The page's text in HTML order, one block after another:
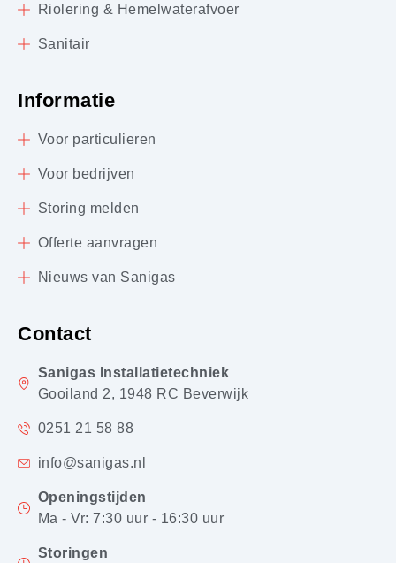
Riolering & Hemelwaterafvoer
Sanitair
Informatie
Voor particulieren
Voor bedrijven
Storing melden
Offerte aanvragen
Nieuws van Sanigas
Contact
Sanigas Installatietechniek
Gooiland 2, 1948 RC Beverwijk
0251 21 58 88
info@sanigas.nl
Openingstijden
Ma - Vr: 7:30 uur - 16:30 uur
Storingen